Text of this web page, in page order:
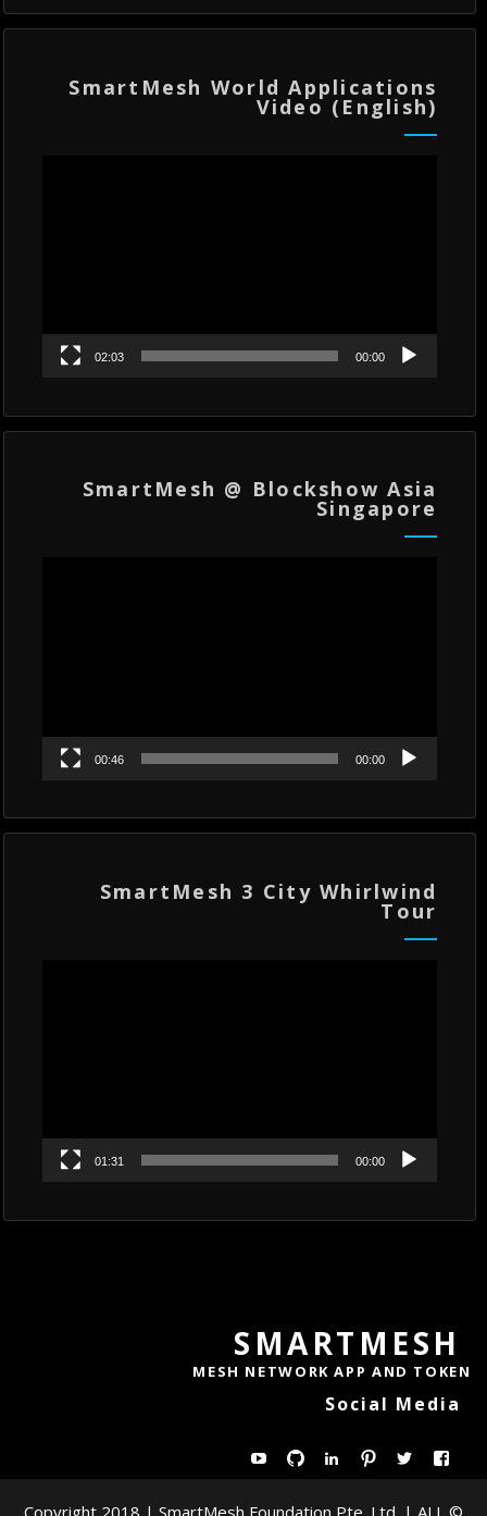
SmartMesh World Applications
Video (English)
00:00
02:03
SmartMesh @ Blockshow Asia
Singapore
00:00
00:46
SmartMesh 3 City Whirlwind
Tour
00:00
01:31
SMARTMESH
MESH NETWORK APP AND TOKEN
Social Media
عرضعرض Pinterest
LinkedIn
GitHub
YouTube